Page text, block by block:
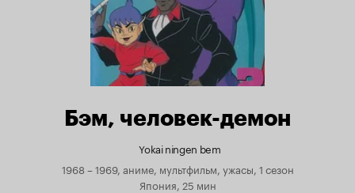
Бэм, человек-демон
Yokai ningen bem
1968 – 1969, аниме, мультфильм, ужасы, 1 сезон
Япония, 25 мин